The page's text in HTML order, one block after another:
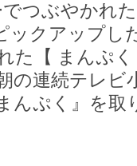
つぶやかれ
ックアップし
た【 まんぷ
の連続テレビ
んぷく』を取